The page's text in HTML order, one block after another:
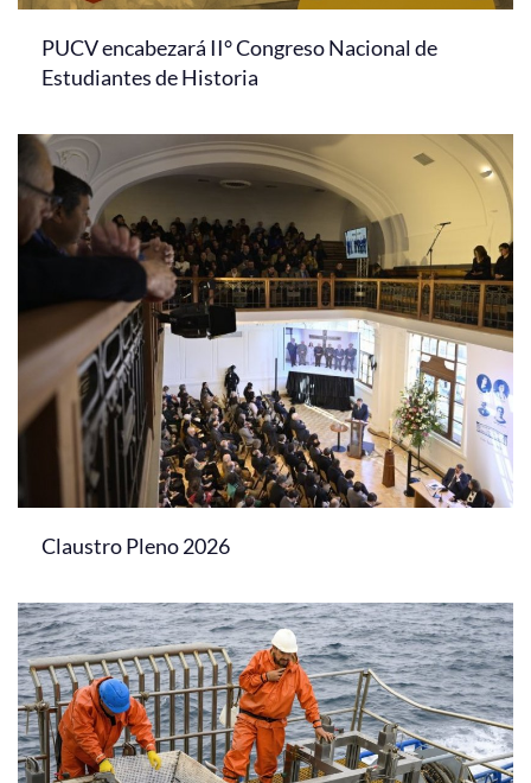
PUCV encabezará II° Congreso Nacional de
Estudiantes de Historia
Claustro Pleno 2026